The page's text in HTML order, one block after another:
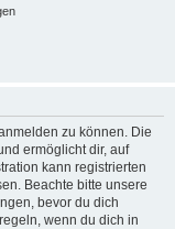
zu können. Die
ermöglicht dir, auf
kann registrierten
Beachte bitte unsere
bevor du dich
wenn du dich in